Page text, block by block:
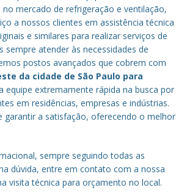
mercado de refrigeração e ventilação,
a nossos clientes em assistência técnica
e similares para realizar serviços de
sempre atender às necessidades de
postos avançados que cobrem com
da cidade de São Paulo para
equipe extremamente rápida na busca por
em residências, empresas e indústrias.
garantir a satisfação, oferecendo o melhor
sempre seguindo todas as
dúvida, entre em contato com a nossa
visita técnica para orçamento no local.